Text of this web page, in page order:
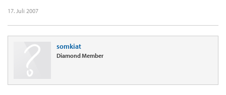
17. Juli 2007
somkiat
Diamond Member